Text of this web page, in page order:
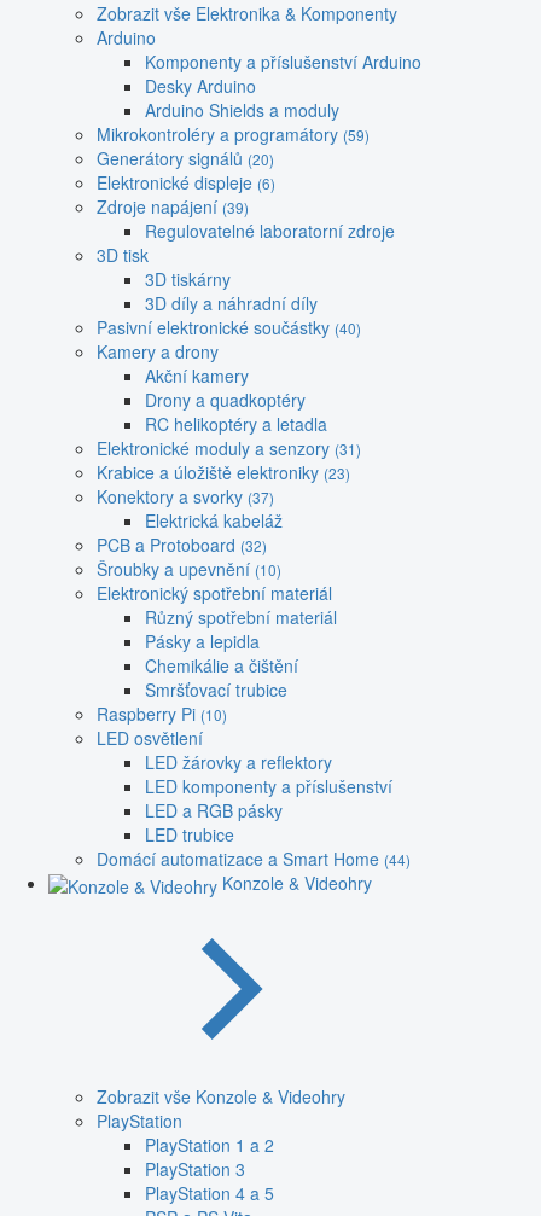
Zobrazit vše Elektronika & Komponenty
Arduino
Komponenty a příslušenství Arduino
Desky Arduino
Arduino Shields a moduly
Mikrokontroléry a programátory (59)
Generátory signálů (20)
Elektronické displeje (6)
Zdroje napájení (39)
Regulovatelné laboratorní zdroje
3D tisk
3D tiskárny
3D díly a náhradní díly
Pasivní elektronické součástky (40)
Kamery a drony
Akční kamery
Drony a quadkoptéry
RC helikoptéry a letadla
Elektronické moduly a senzory (31)
Krabice a úložiště elektroniky (23)
Konektory a svorky (37)
Elektrická kabeláž
PCB a Protoboard (32)
Šroubky a upevnění (10)
Elektronický spotřební materiál
Různý spotřební materiál
Pásky a lepidla
Chemikálie a čištění
Smršťovací trubice
Raspberry Pi (10)
LED osvětlení
LED žárovky a reflektory
LED komponenty a příslušenství
LED a RGB pásky
LED trubice
Domácí automatizace a Smart Home (44)
Konzole & Videohry
Zobrazit vše Konzole & Videohry
PlayStation
PlayStation 1 a 2
PlayStation 3
PlayStation 4 a 5